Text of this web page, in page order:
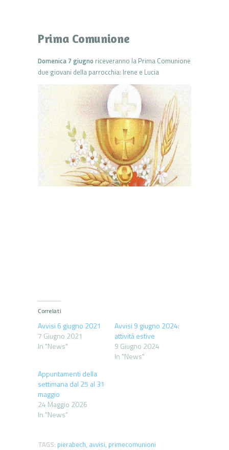
Prima Comunione
Domenica 7 giugno riceveranno la Prima Comunione
due giovani della parrocchia: Irene e Lucia
Correlati
Avvisi 6 giugno 2021
7 Giugno 2021
In "News"
Avvisi 9 giugno 2024:
attività estive
9 Giugno 2024
In "News"
Appuntamenti della
settimana dal 25 al 31
maggio
24 Maggio 2026
In "News"
TAGS: pierabech, avvisi, primecomunioni